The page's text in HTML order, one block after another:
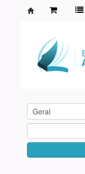
Agamenon
Magalhães